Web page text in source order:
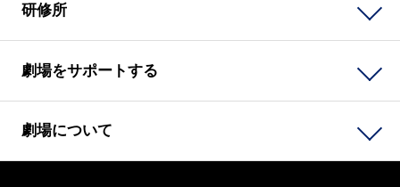
研修所
劇場をサポートする
劇場について